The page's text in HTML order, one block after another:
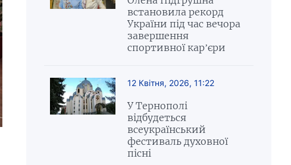
встановила рекорд
України під час вечора
завершення
спортивної кар’єри
12 Квітня, 2026, 11:22
У Тернополі
відбудеться
всеукраїнський
фестиваль духовної
пісні